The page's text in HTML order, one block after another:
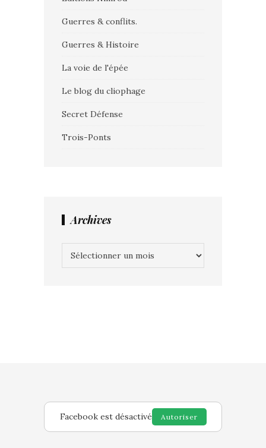
Guerres & conflits.
Guerres & Histoire
La voie de l'épée
Le blog du cliophage
Secret Défense
Trois-Ponts
Archives
Facebook est désactivé Autoriser